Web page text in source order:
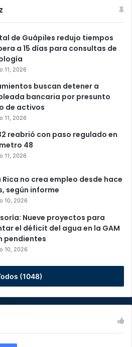
de Guápiles redujo tiempos
a 15 días para consultas de
11, 2026
buscan detener a
bancaria por presunto
de activos
11, 2026
reabrió con paso regulado en
48
11, 2026
Rica no crea empleo desde hace
según informe
10, 2026
Nueve proyectos para
el déficit del agua en la GAM
pendientes
10, 2026
(1048)